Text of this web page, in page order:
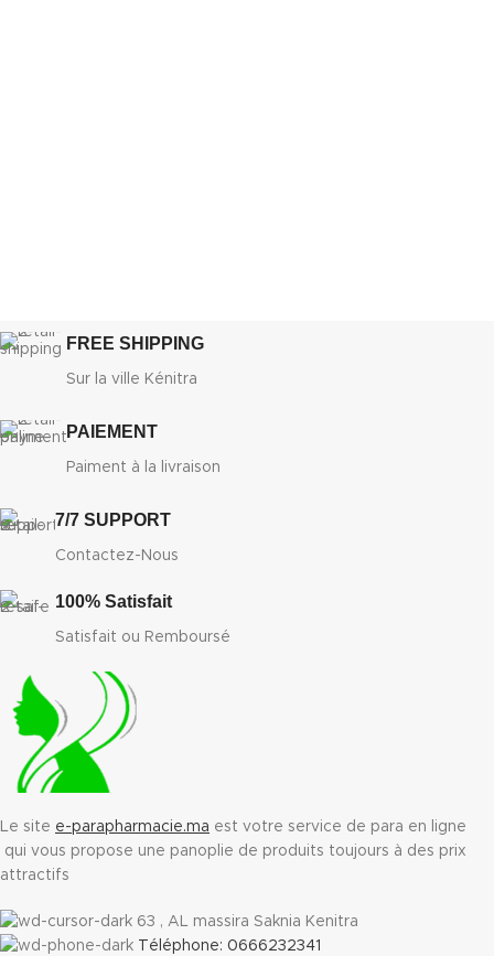
FREE SHIPPING
Sur la ville Kénitra
PAIEMENT
Paiment à la livraison
7/7 SUPPORT
Contactez-Nous
100% Satisfait
Satisfait ou Remboursé
Le site e-parapharmacie.ma est votre service de para en ligne
qui vous propose une panoplie de produits toujours à des prix
attractifs
63 , AL massira Saknia Kenitra
Téléphone: 0666232341